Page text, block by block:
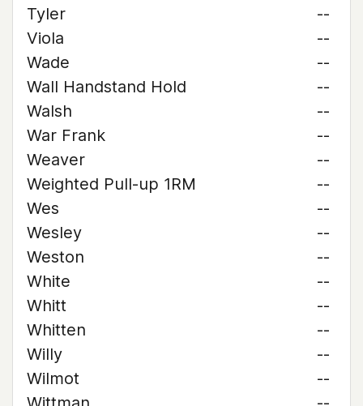
Tyler
--
Viola
--
Wade
--
Wall Handstand Hold
--
Walsh
--
War Frank
--
Weaver
--
Weighted Pull-up 1RM
--
Wes
--
Wesley
--
Weston
--
White
--
Whitt
--
Whitten
--
Willy
--
Wilmot
--